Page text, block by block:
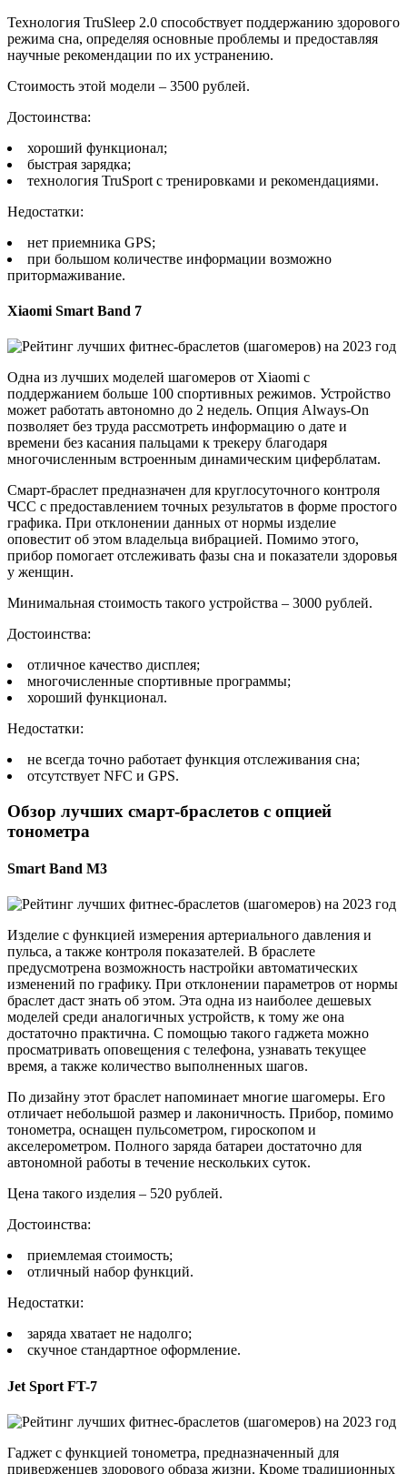
Технология TruSleep 2.0 способствует поддержанию здорового
режима сна, определяя основные проблемы и предоставляя
научные рекомендации по их устранению.
Стоимость этой модели – 3500 рублей.
Достоинства:
хороший функционал;
быстрая зарядка;
технология TruSport с тренировками и рекомендациями.
Недостатки:
нет приемника GPS;
при большом количестве информации возможно
притормаживание.
Xiaomi Smart Band 7
Одна из лучших моделей шагомеров от Xiaomi с
поддержанием больше 100 спортивных режимов. Устройство
может работать автономно до 2 недель. Опция Always-On
позволяет без труда рассмотреть информацию о дате и
времени без касания пальцами к трекеру благодаря
многочисленным встроенным динамическим циферблатам.
Смарт-браслет предназначен для круглосуточного контроля
ЧСС с предоставлением точных результатов в форме простого
графика. При отклонении данных от нормы изделие
оповестит об этом владельца вибрацией. Помимо этого,
прибор помогает отслеживать фазы сна и показатели здоровья
у женщин.
Минимальная стоимость такого устройства – 3000 рублей.
Достоинства:
отличное качество дисплея;
многочисленные спортивные программы;
хороший функционал.
Недостатки:
не всегда точно работает функция отслеживания сна;
отсутствует NFC и GPS.
Обзор лучших смарт-браслетов с опцией
тонометра
Smart Band M3
Изделие с функцией измерения артериального давления и
пульса, а также контроля показателей. В браслете
предусмотрена возможность настройки автоматических
изменений по графику. При отклонении параметров от нормы
браслет даст знать об этом. Эта одна из наиболее дешевых
моделей среди аналогичных устройств, к тому же она
достаточно практична. С помощью такого гаджета можно
просматривать оповещения с телефона, узнавать текущее
время, а также количество выполненных шагов.
По дизайну этот браслет напоминает многие шагомеры. Его
отличает небольшой размер и лаконичность. Прибор, помимо
тонометра, оснащен пульсометром, гироскопом и
акселерометром. Полного заряда батареи достаточно для
автономной работы в течение нескольких суток.
Цена такого изделия – 520 рублей.
Достоинства:
приемлемая стоимость;
отличный набор функций.
Недостатки:
заряда хватает не надолго;
скучное стандартное оформление.
Jet Sport FT-7
Гаджет с функцией тонометра, предназначенный для
приверженцев здорового образа жизни. Кроме традиционных